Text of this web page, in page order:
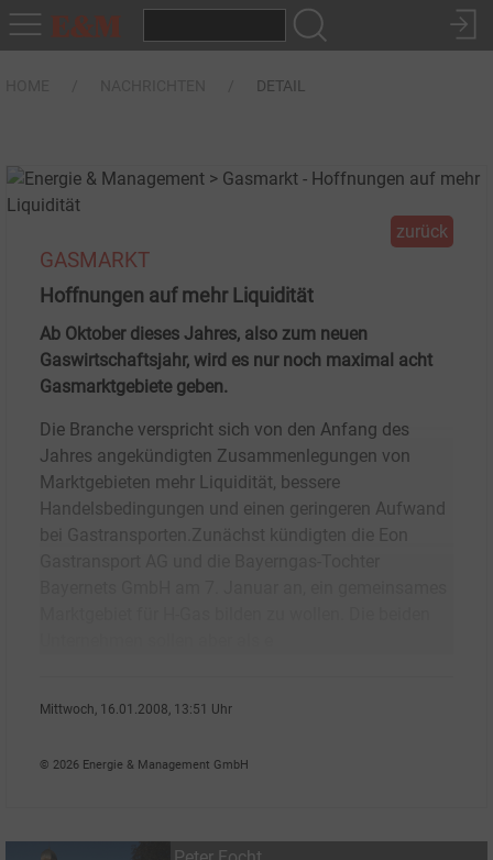
DETAIL
zurück
GASMARKT
Hoffnungen auf mehr Liquidität
Ab Oktober dieses Jahres, also zum neuen
Gaswirtschaftsjahr, wird es nur noch maximal acht
Gasmarktgebiete geben.
Die Branche verspricht sich von den Anfang des
Jahres angekündigten Zusammenlegungen von
Marktgebieten mehr Liquidität, bessere
Handelsbedingungen und einen geringeren Aufwand
bei Gastransporten.Zunächst kündigten die Eon
Mittwoch, 16.01.2008, 13:51 Uhr
© 2026 Energie & Management GmbH